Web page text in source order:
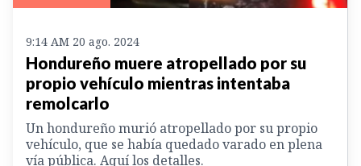
9:14 AM 20 ago. 2024
Hondureño muere atropellado por su
propio vehículo mientras intentaba
remolcarlo
Un hondureño murió atropellado por su propio
vehículo, que se había quedado varado en plena
vía pública. Aquí los detalles.